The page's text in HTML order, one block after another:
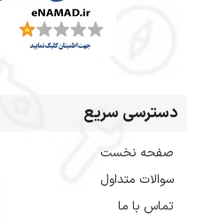
دسترسی سریع
صفحه نخست
سوالات متداول
تماس با ما